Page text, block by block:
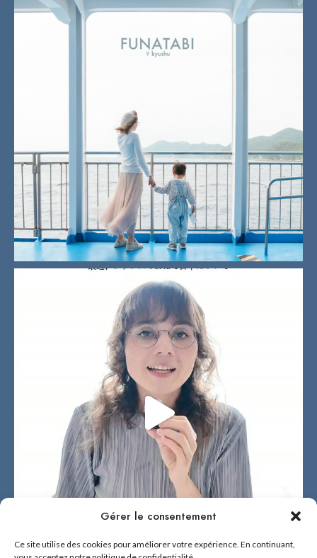
Gérer le consentement
Ce site utilise des cookies pour améliorer votre expérience. En continuant,